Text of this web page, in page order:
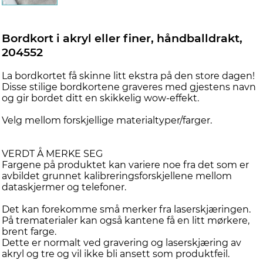
Bordkort i akryl eller finer, håndballdrakt,
204552
La bordkortet få skinne litt ekstra på den store dagen!
Disse stilige bordkortene graveres med gjestens navn
og gir bordet ditt en skikkelig wow-effekt.
Velg mellom forskjellige materialtyper/farger.
VERDT Å MERKE SEG
Fargene på produktet kan variere noe fra det som er
avbildet grunnet kalibreringsforskjellene mellom
dataskjermer og telefoner.
Det kan forekomme små merker fra laserskjæringen.
På trematerialer kan også kantene få en litt mørkere,
brent farge.
Dette er normalt ved gravering og laserskjæring av
akryl og tre og vil ikke bli ansett som produktfeil.